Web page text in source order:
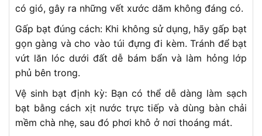
có gió, gây ra những vết xước dăm không đáng có.
Gấp bạt đúng cách: Khi không sử dụng, hãy gấp bạt
gọn gàng và cho vào túi đựng đi kèm. Tránh để bạt
vứt lăn lóc dưới đất dễ bám bẩn và làm hỏng lớp
phủ bên trong.
Vệ sinh bạt định kỳ: Bạn có thể dễ dàng làm sạch
bạt bằng cách xịt nước trực tiếp và dùng bàn chải
mềm chà nhẹ, sau đó phơi khô ở nơi thoáng mát.